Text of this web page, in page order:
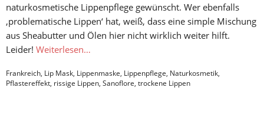
naturkosmetische Lippenpflege gewünscht. Wer ebenfalls
‚problematische Lippen‘ hat, weiß, dass eine simple Mischung
aus Sheabutter und Ölen hier nicht wirklich weiter hilft.
Leider! Weiterlesen…
Frankreich, Lip Mask, Lippenmaske, Lippenpflege, Naturkosmetik,
Pflastereffekt, rissige Lippen, Sanoflore, trockene Lippen